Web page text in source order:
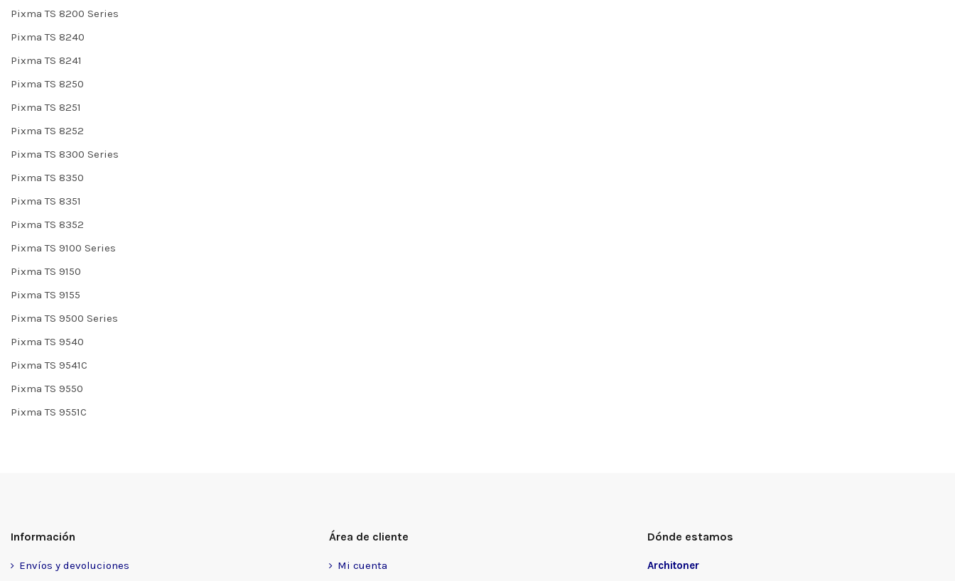
Pixma TS 8200 Series
Pixma TS 8240
Pixma TS 8241
Pixma TS 8250
Pixma TS 8251
Pixma TS 8252
Pixma TS 8300 Series
Pixma TS 8350
Pixma TS 8351
Pixma TS 8352
Pixma TS 9100 Series
Pixma TS 9150
Pixma TS 9155
Pixma TS 9500 Series
Pixma TS 9540
Pixma TS 9541C
Pixma TS 9550
Pixma TS 9551C
Información
Envíos y devoluciones
Área de cliente
Mi cuenta
Dónde estamos
Architoner